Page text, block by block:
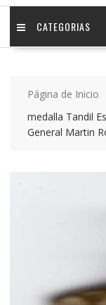
CATEGORIAS
Página de Inicio
medalla Tandil
General Martin